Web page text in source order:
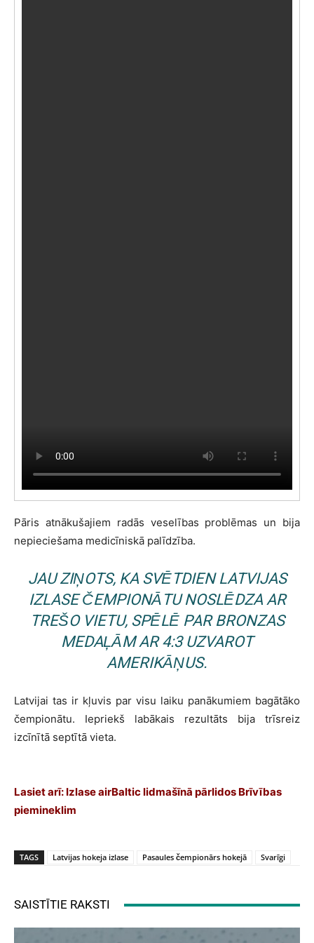
Pāris atnākušajiem radās veselības problēmas un bija
nepieciešama medicīniskā palīdzība.
JAU ZIŅOTS, KA SVĒTDIEN LATVIJAS
IZLASE ČEMPIONĀTU NOSLĒDZA AR
TREŠO VIETU, SPĒLĒ PAR BRONZAS
MEDAĻĀM AR 4:3 UZVAROT
AMERIKĀŅUS.
Latvijai tas ir kļuvis par visu laiku panākumiem bagātāko
čempionātu. Iepriekš labākais rezultāts bija trīsreiz
izcīnītā septītā vieta.
Lasiet arī: Izlase airBaltic lidmašīnā pārlidos Brīvības
piemineklim
TAGS Latvijas hokeja izlase Pasaules čempionārs hokejā Svarīgi
SAISTĪTIE RAKSTI